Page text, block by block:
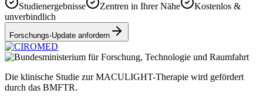
Studienergebnisse Zentren in Ihrer Nähe
Kostenlos &
unverbindlich
Forschungs-Update anfordern
Die klinische Studie zur MACULIGHT-Therapie wird gefördert
durch das BMFTR.